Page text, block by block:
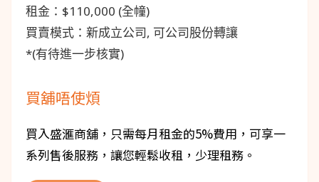
租金：$110,000 (全幢)
買賣模式：新成立公司, 可公司股份轉讓
*(有待進一步核實)
買舖唔使煩
買入盛滙商舖，只需每月租金的5%費用，可享一
系列售後服務，讓您輕鬆收租，少理租務。